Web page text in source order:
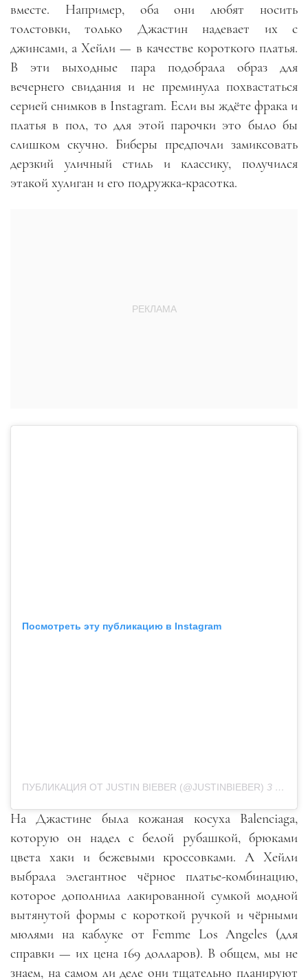
вместе. Например, оба они любят носить
толстовки, только Джастин надевает их с
джинсами, а Хейли — в качестве короткого платья.
В эти выходные пара подобрала образ для
вечернего свидания и не преминула похвастаться
серией снимков в Instagram. Если вы ждёте фрака и
платья в пол, то для этой парочки это было бы
слишком скучно. Биберы предпочли замиксовать
дерзкий уличный стиль и классику, получился
этакой хулиган и его подружка-красотка.
Посмотреть эту публикацию в Instagram
ПУБЛИКАЦИЯ ОТ JUSTIN BIEBER (@JUSTINBIEBER) 3 Окт 2020 в 8:21 PDT
На Джастине была кожаная косуха Balenciaga,
которую он надел с белой рубашкой, брюками
цвета хаки и бежевыми кроссовками. А Хейли
выбрала элегантное чёрное платье-комбинацию,
которое дополнила лакированной сумкой модной
вытянутой формы с короткой ручкой и чёрными
мюлями на каблуке от Femme Los Angeles (для
справки — их цена 169 долларов). В общем, мы не
знаем, на самом ли деле они тщательно планируют